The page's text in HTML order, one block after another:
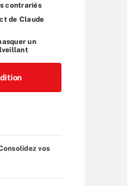
contrariés
de Claude
un
vos